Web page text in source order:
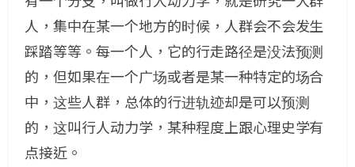
人，集中在某一个地方的时候，人群会不会发生
踩踏等等。每一个人，它的行走路径是没法预测
的，但如果在一个广场或者是某一种特定的场合
中，这些人群，总体的行进轨迹却是可以预测
的，这叫行人动力学，某种程度上跟心理史学有
点接近。